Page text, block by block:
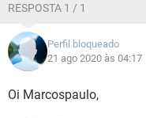
RESPOSTA 1 / 1
Perfil bloqueado
21 ago 2020 às 04:17
Oi Marcospaulo,